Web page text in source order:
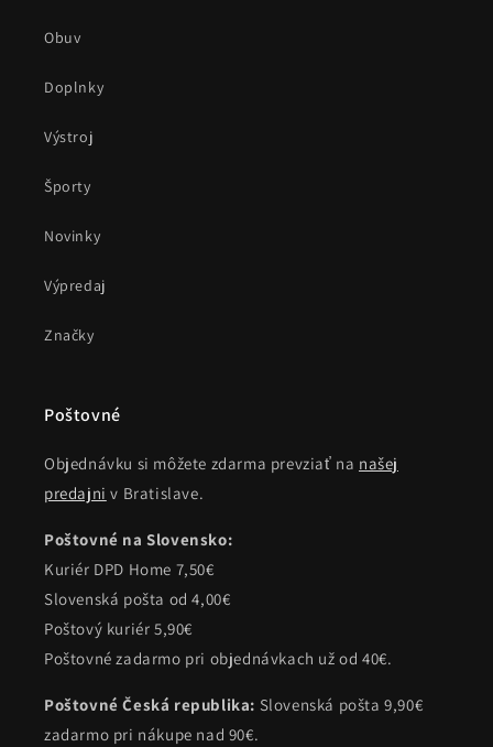
Obuv
Doplnky
Výstroj
Športy
Novinky
Výpredaj
Značky
Poštovné
Objednávku si môžete zdarma prevziať na našej
predajni v Bratislave.
Poštovné na Slovensko:
Kuriér DPD Home 7,50€
Slovenská pošta od 4,00€
Poštový kuriér 5,90€
Poštovné zadarmo pri objednávkach už od 40€.
Poštovné Česká republika: Slovenská pošta 9,90€
zadarmo pri nákupe nad 90€.